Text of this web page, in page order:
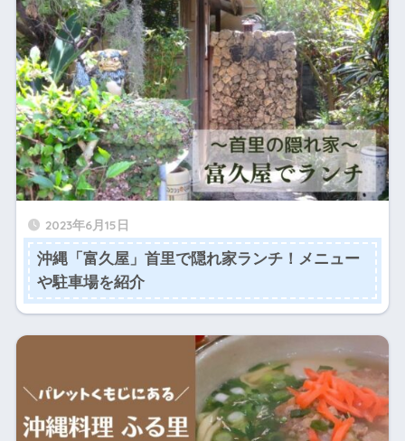
2023年6月15日
沖縄「富久屋」首里で隠れ家ランチ！メニュー
や駐車場を紹介